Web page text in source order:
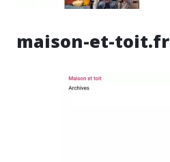
maison-et-toit.fr